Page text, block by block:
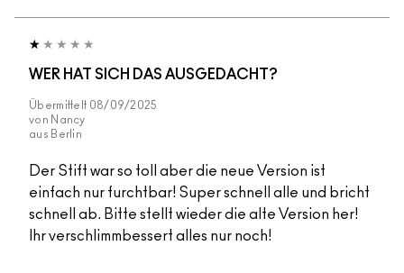
WER HAT SICH DAS AUSGEDACHT?
Übermittelt 08/09/2025
von Nancy
aus Berlin
Der Stift war so toll aber die neue Version ist
einfach nur furchtbar! Super schnell alle und bricht
schnell ab. Bitte stellt wieder die alte Version her!
Ihr verschlimmbessert alles nur noch!